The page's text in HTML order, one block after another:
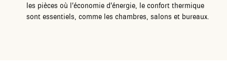
les pièces où l’économie d’énergie, le confort thermique
sont essentiels, comme les chambres, salons et bureaux.